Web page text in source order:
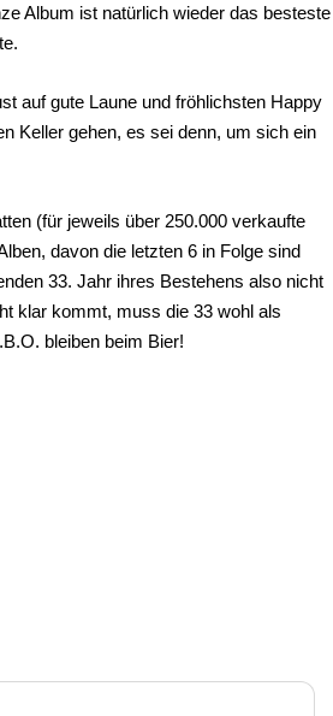
Album ist natürlich wieder das besteste
auf gute Laune und fröhlichsten Happy
Keller gehen, es sei denn, um sich ein
(für jeweils über 250.000 verkaufte
davon die letzten 6 in Folge sind
33. Jahr ihres Bestehens also nicht
klar kommt, muss die 33 wohl als
bleiben beim Bier!